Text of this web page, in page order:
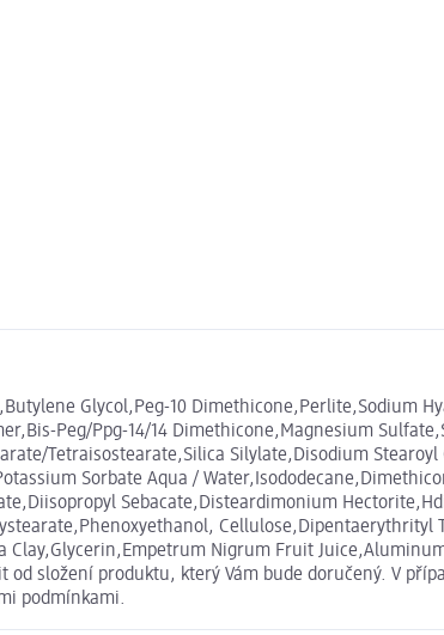
Glycol,Peg-10 Dimethicone,Perlite,Sodium
Peg/Ppg-14/14 Dimethicone,Magnesium
Tetraisostearate,Silica Silylate,Disodium
Sorbate Aqua /
Sebacate,Disteardimonium
Nigrum Fruit
složení produktu, který Vám bude doručený. V
podmínkami.